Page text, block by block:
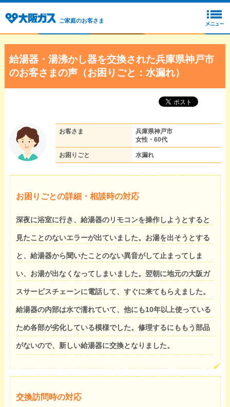
ご家庭のお客さま
給湯器・湯沸かし器を交換された兵庫県神戸市
のお客さまの声（お困りごと：水漏れ）
お客さま
兵庫県神戸市
女性・60代
お困りごと 水漏れ
お困りごとの詳細・相談時の対応
深夜に浴室に行き、給湯器のリモコンを操作しようとすると
見たことのないエラーが出ていました。お湯を出そうとする
と、給湯器から聞いたことのない異音がして止まってしま
い、お湯が出なくなってしまいました。翌朝に地元の大阪ガ
スサービスチェーンに電話して、すぐに来てもらえました。
給湯器の内部は水で濡れていて、他にも10年以上使っている
ため各部が劣化している模様でした。修理するにももう部品
がないので、新しい給湯器に交換となりました。
交換訪問時の対応